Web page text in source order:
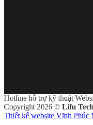
Hotline hỗ trợ kỹ thuật
Copyright 2026 © Lifu
Thiết kế website Vĩnh Phúc